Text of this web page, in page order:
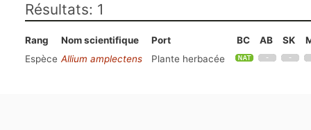
Résultats: 1
Rang Nom scientifique Port BC AB SK
Espèce Allium amplectens Plante herbacée